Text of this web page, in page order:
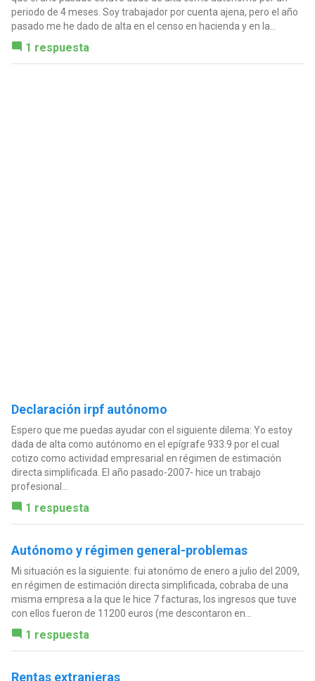
periodo de 4 meses. Soy trabajador por cuenta ajena, pero el año
pasado me he dado de alta en el censo en hacienda y en la...
1 respuesta
Declaración irpf autónomo
Espero que me puedas ayudar con el siguiente dilema: Yo estoy
dada de alta como autónomo en el epígrafe 933.9 por el cual
cotizo como actividad empresarial en régimen de estimación
directa simplificada. El año pasado-2007- hice un trabajo
profesional...
1 respuesta
Autónomo y régimen general-problemas
Mi situación es la siguiente: fui atonómo de enero a julio del 2009,
en régimen de estimación directa simplificada, cobraba de una
misma empresa a la que le hice 7 facturas, los ingresos que tuve
con ellos fueron de 11200 euros (me descontaron en...
1 respuesta
Rentas extranjeras